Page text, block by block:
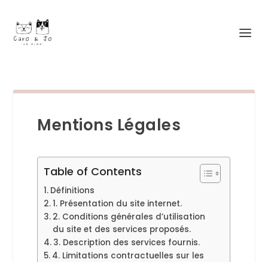
Mentions Légales
Table of Contents
Définitions
1. Présentation du site internet.
2. Conditions générales d’utilisation
du site et des services proposés.
3. Description des services fournis.
4. Limitations contractuelles sur les